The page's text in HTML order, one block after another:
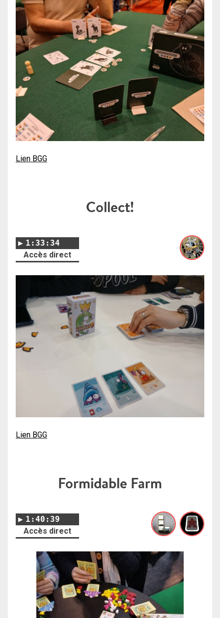
Lien BGG
Collect!
1:33:34
Accès direct
Lien BGG
Formidable Farm
1:40:39
Accès direct